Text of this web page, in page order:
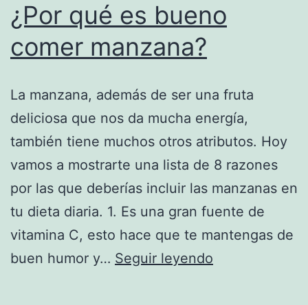
¿Por qué es bueno
comer manzana?
La manzana, además de ser una fruta
deliciosa que nos da mucha energía,
también tiene muchos otros atributos. Hoy
vamos a mostrarte una lista de 8 razones
por las que deberías incluir las manzanas en
tu dieta diaria. 1. Es una gran fuente de
vitamina C, esto hace que te mantengas de
buen humor y… Seguir leyendo